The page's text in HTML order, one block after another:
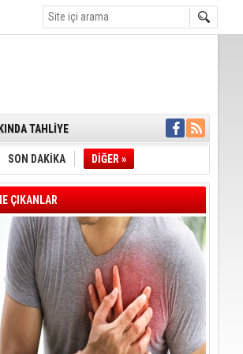
DERNEĞİ
ÇİZGİMİZ
ALANA
KARARTMA
VERİLDİ
VELİ AĞBABA
ÇERÇEVE YASA
BAŞLADI
SON DAKİKA DİĞER »
ÇIKANLAR